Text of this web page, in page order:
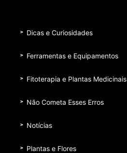
Dicas e Curiosidades
Ferramentas e Equipamentos
Fitoterapia e Plantas Medicinais
Não Cometa Esses Erros
Notícias
Plantas e Flores